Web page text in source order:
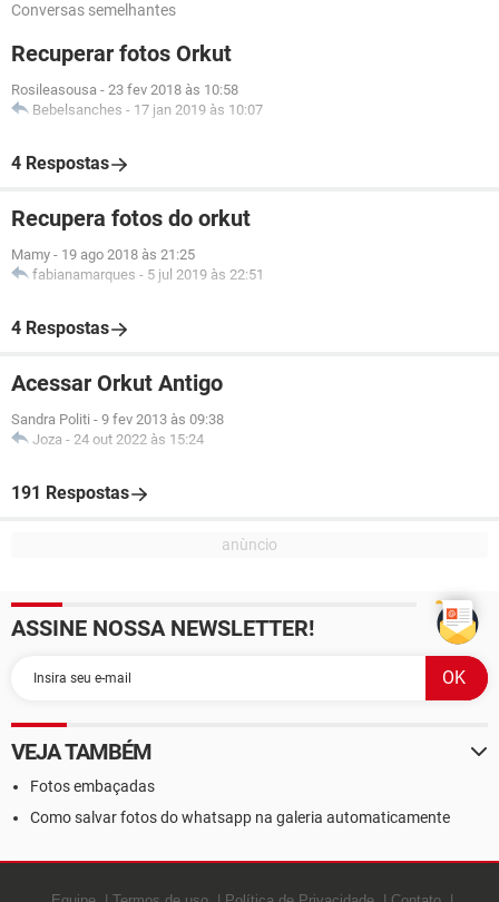
Conversas semelhantes
Recuperar fotos Orkut
Rosileasousa - 23 fev 2018 às 10:58
Bebelsanches - 17 jan 2019 às 10:07
4 Respostas
Recupera fotos do orkut
Mamy - 19 ago 2018 às 21:25
fabianamarques - 5 jul 2019 às 22:51
4 Respostas
Acessar Orkut Antigo
Sandra Politi - 9 fev 2013 às 09:38
Joza - 24 out 2022 às 15:24
191 Respostas
ASSINE NOSSA NEWSLETTER!
VEJA TAMBÉM
Fotos embaçadas
Como salvar fotos do whatsapp na galeria automaticamente